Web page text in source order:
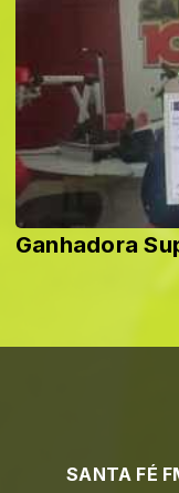
Ganhadora
SANTA FÉ